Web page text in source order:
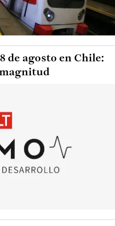
de agosto en Chile: